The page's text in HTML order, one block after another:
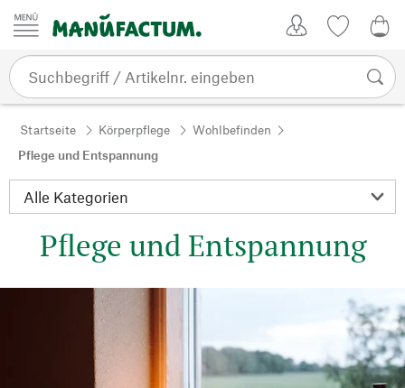
Zum Inhalt springen
Startseite Körperpflege
Wohlbefinden
Pflege und Entspannung
Pflege und Entspannung